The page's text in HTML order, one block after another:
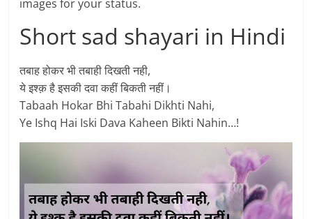
images for your status.
Short sad shayari in Hindi
तबाह होकर भी तबाही दिखती नही,
ये इश्क़ है इसकी दवा कहीं बिकती नहीं।
Tabaah Hokar Bhi Tabahi Dikhti Nahi,
Ye Ishq Hai Iski Dava Kaheen Bikti Nahin…!